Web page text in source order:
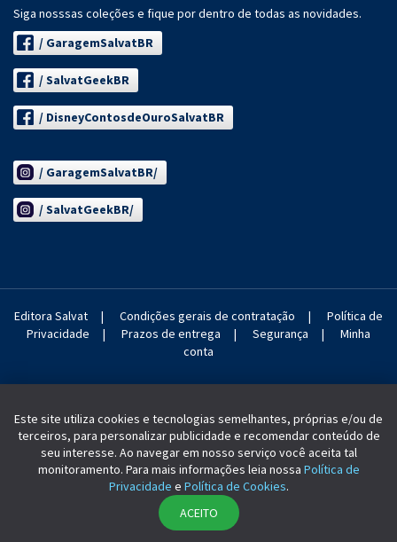
Siga nosssas coleções e fique por dentro de todas as novidades.
/ GaragemSalvatBR
/ SalvatGeekBR
/ DisneyContosdeOuroSalvatBR
/ GaragemSalvatBR/
/ SalvatGeekBR/
Editora Salvat | Condições gerais de contratação | Política de
Privacidade | Prazos de entrega | Segurança | Minha
conta
SALVAT 2004-2022. Todos os direitos reservados.
Este site utiliza cookies e tecnologias semelhantes, próprias e/ou de
terceiros, para personalizar publicidade e recomendar conteúdo de
seu interesse. Ao navegar em nosso serviço você aceita tal
monitoramento. Para mais informações leia nossa Política de
Privacidade e Política de Cookies.
ACEITO